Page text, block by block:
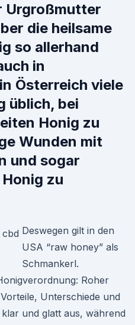
Urgroßmutter
die heilsame
so allerhand
in
Österreich viele
üblich, bei
Honig zu
Wunden mit
und sogar
zu
Deswegen gilt in den
USA “raw honey” als
Schmankerl.
Roher
Unterschiede und
und glatt aus, während